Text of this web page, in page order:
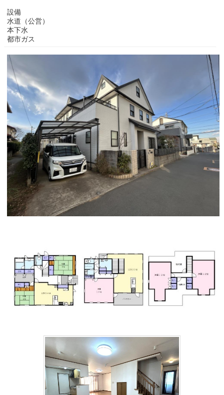
設備
水道（公営）
本下水
都市ガス